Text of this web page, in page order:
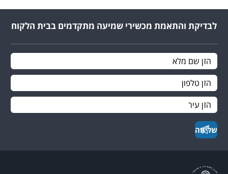
לבדיקת והתאמת מכשירי שמיעה מתקדמים בבית הלקוח